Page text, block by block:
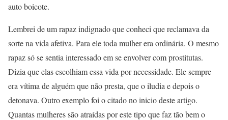
auto boicote.
Lembrei de um rapaz indignado que conheci que reclamava da
sorte na vida afetiva. Para ele toda mulher era ordinária. O mesmo
rapaz só se sentia interessado em se envolver com prostitutas.
Dizia que elas escolhiam essa vida por necessidade. Ele sempre
era vítima de alguém que não presta, que o iludia e depois o
detonava. Outro exemplo foi o citado no inicio deste artigo.
Quantas mulheres são atraídas por este tipo que faz tão bem o